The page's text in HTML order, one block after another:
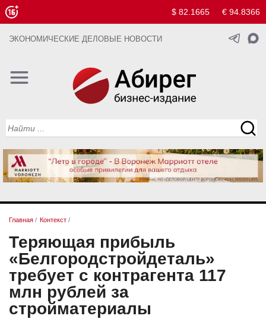
$ 82.1665 € 94.8366
ЭКОНОМИЧЕСКИЕ ДЕЛОВЫЕ НОВОСТИ
Главная / Контекст /
Теряющая прибыль
«Белгородстройдеталь»
требует с контрагента 117
млн рублей за
стройматериалы